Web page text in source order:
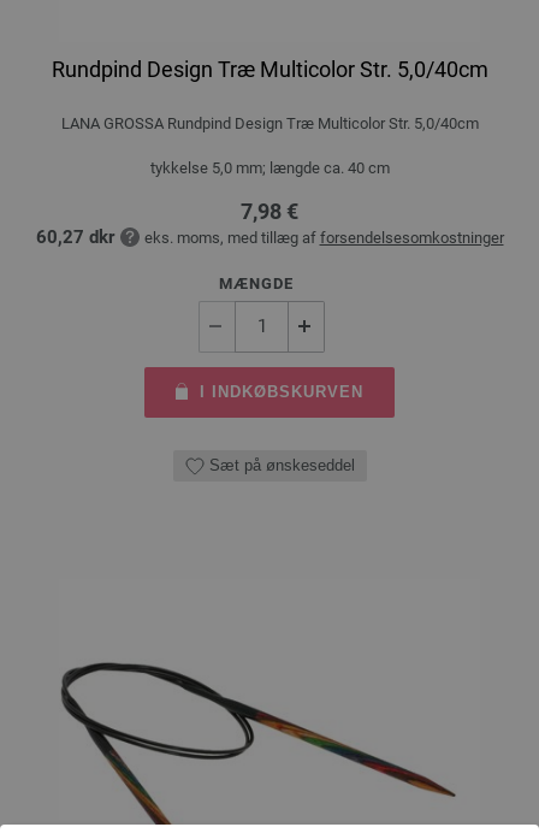
Rundpind Design Træ Multicolor Str. 5,0/40cm
LANA GROSSA Rundpind Design Træ Multicolor Str. 5,0/40cm
tykkelse 5,0 mm; længde ca. 40 cm
7,98 €
60,27 dkr eks. moms, med tillæg af forsendelsesomkostninger
MÆNGDE
I INDKØBSKURVEN
Sæt på ønskeseddel